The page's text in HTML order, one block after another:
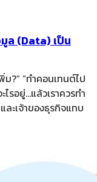
ล (Data) เป็น
?” “ทำคอนเทนต์ไป
ไรอยู่…แล้วเราควรทำ
ละเจ้าของธุรกิจแทบ